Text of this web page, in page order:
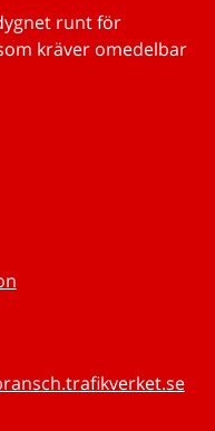
runt för
kräver omedelbar